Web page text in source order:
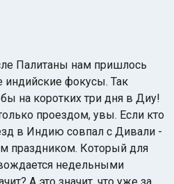
Палитаны нам пришлось
фокусы. Так
бы на коротких три дня в Диу!
проездом, увы. Если кто
в Индию совпал с Дивали -
праздником. Который для
недельными